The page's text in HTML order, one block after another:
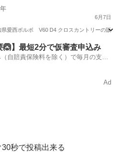
6月7日
県愛西ボルボ V60 D4 クロスカントリーの
🙆】最短2分で仮審査申込み
自賠責保険料を除く）で毎月の支払
Ad
秒で投稿出来る